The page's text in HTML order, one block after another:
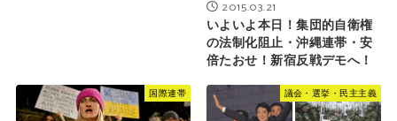
2015.03.21
いよいよ本日！集団的自衛権
の法制化阻止・沖縄連帯・安
倍たおせ！新宿反戦デモへ！
国際連帯 議会・選挙・民主主義